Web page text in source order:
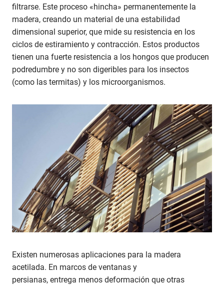
filtrarse. Este proceso «hincha» permanentemente la
madera, creando un material de una estabilidad
dimensional superior, que mide su resistencia en los
ciclos de estiramiento y contracción. Estos productos
tienen una fuerte resistencia a los hongos que producen
podredumbre y no son digeribles para los insectos
(como las termitas) y los microorganismos.
Existen numerosas aplicaciones para la madera
acetilada. En marcos de ventanas y
persianas, entrega menos deformación que otras